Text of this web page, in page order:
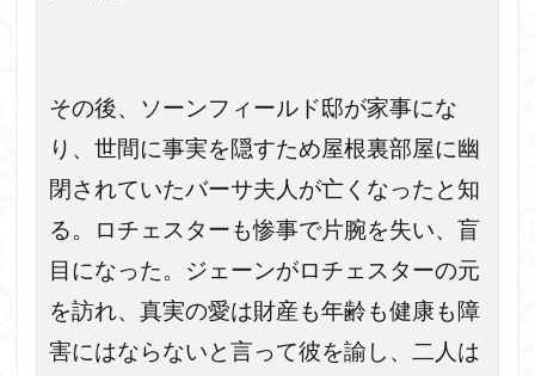
その後、ソーンフィールド邸が家事にな
り、世間に事実を隠すため屋根裏部屋に幽
閉されていたバーサ夫人が亡くなったと知
る。ロチェスターも惨事で片腕を失い、盲
目になった。ジェーンがロチェスターの元
を訪れ、真実の愛は財産も年齢も健康も障
害にはならないと言って彼を諭し、二人は